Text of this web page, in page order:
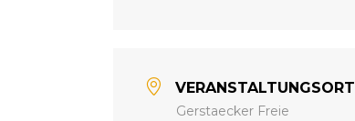
VERANSTALTUNGSORT
Gerstaecker Freie